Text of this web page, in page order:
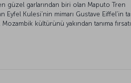
güzel garlarından biri olan Maputo Tren
Eyfel Kulesi’nin mimarı Gustave Eiffel’in
kültürünü yakından tanıma
keyifli bir günle